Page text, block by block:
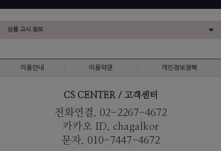
상품 고시 정보
이용안내 이용약관 개인정보정책
CS CENTER / 고객센터
전화연결. 02-2267-4672
카카오 ID. chagalkor
문자. 010-7447-4672